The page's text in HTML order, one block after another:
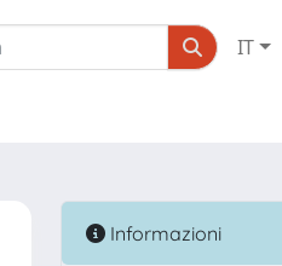
IT
Informazioni